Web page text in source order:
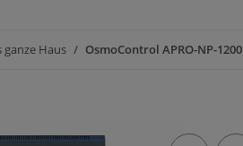
ganze Haus OsmoControl APRO-NP-1200